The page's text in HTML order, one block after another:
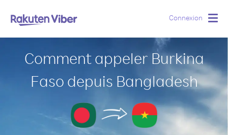
Connexion
Comment appeler Burkina
Faso depuis Bangladesh